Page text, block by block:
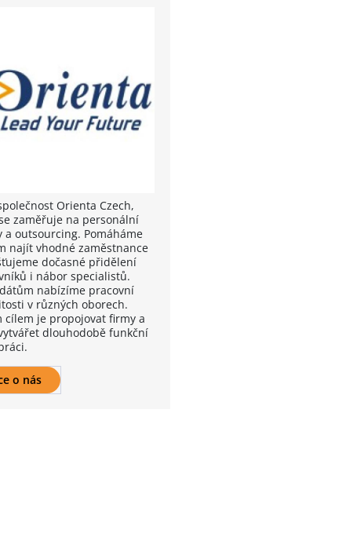
Orienta Czech,
zaměřuje na personální
a outsourcing. Pomáháme
najít vhodné zaměstnance
dočasné přidělení
i nábor specialistů.
nabízíme pracovní
v různých oborech.
cílem je propojovat firmy a
dlouhodobě funkční
o nás